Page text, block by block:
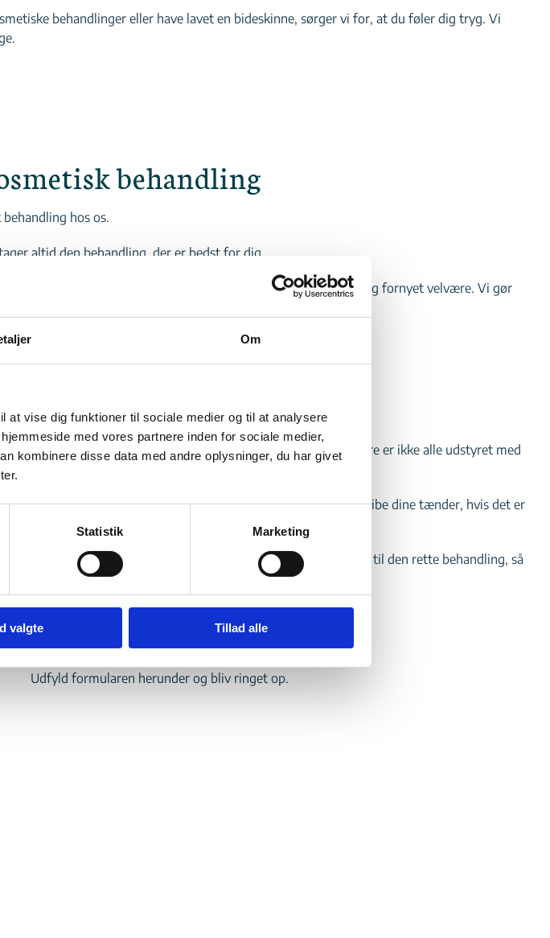
Om
at vise dig funktioner til sociale medier og til at analysere
med vores partnere inden for sociale medier,
kombinere disse data med andre oplysninger, du har givet
Statistik Marketing
valgte Tillad alle
behandlinger eller have lavet en bideskinne, sørger vi for, at du føler dig tryg. Vi
behandling
hos os.
altid den behandling, der er bedst for dig.
større – ligesom vi kan lave porcelænsfacader, der giver dig fornyet velvære. Vi gør
bideskinne
og spændingshovedpine?
tænder helst ramme hinanden samtidigt og lige hårdt. Desværre er ikke alle udstyret med
bideskinne om natten kunne hjælpe dig – og vi kan også nedslibe dine tænder, hvis det er
undersøger vi dig også altid først og finder i samarbejde frem til den rette behandling, så
Er du interesseret i at høre mere?
Udfyld formularen herunder og bliv ringet op.